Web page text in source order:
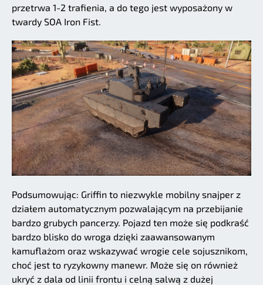
przetrwa 1-2 trafienia, a do tego jest wyposażony w
twardy SOA Iron Fist.
Podsumowując: Griffin to niezwykle mobilny snajper z
działem automatycznym pozwalającym na przebijanie
bardzo grubych pancerzy. Pojazd ten może się podkraść
bardzo blisko do wroga dzięki zaawansowanym
kamuflażom oraz wskazywać wrogie cele sojusznikom,
choć jest to ryzykowny manewr. Może się on również
ukryć z dala od linii frontu i celną salwą z dużej